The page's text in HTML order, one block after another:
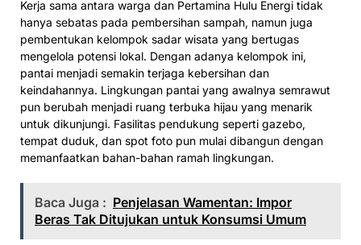
Kerja sama antara warga dan Pertamina Hulu Energi tidak
hanya sebatas pada pembersihan sampah, namun juga
pembentukan kelompok sadar wisata yang bertugas
mengelola potensi lokal. Dengan adanya kelompok ini,
pantai menjadi semakin terjaga kebersihan dan
keindahannya. Lingkungan pantai yang awalnya semrawut
pun berubah menjadi ruang terbuka hijau yang menarik
untuk dikunjungi. Fasilitas pendukung seperti gazebo,
tempat duduk, dan spot foto pun mulai dibangun dengan
memanfaatkan bahan-bahan ramah lingkungan.
Baca Juga : Penjelasan Wamentan: Impor
Beras Tak Ditujukan untuk Konsumsi Umum